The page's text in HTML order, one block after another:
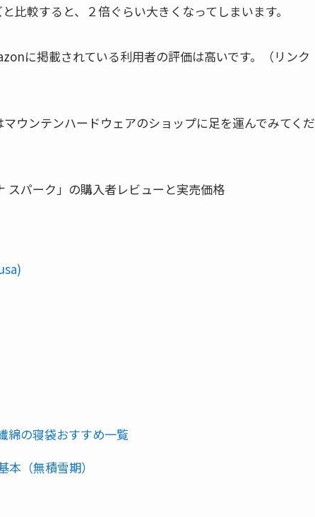
比較すると、２倍ぐらい大きくなってしまいます。
に掲載されている利用者の評価は高いです。（リンク
ウンテンハードウェアのショップに足を運んでみてくだ
スパーク」の購入者レビューと実売価格
綿の寝袋おすすめ一覧
（無積雪期）